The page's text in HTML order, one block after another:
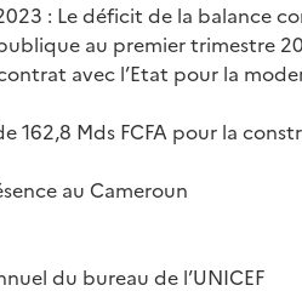
: Le déficit de la balance
au premier trimestre
avec l’Etat pour la
162,8 Mds FCFA pour la
au Cameroun
du bureau de l’UNICEF